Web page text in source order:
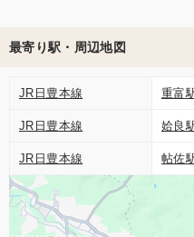
最寄り駅・周辺地図
JR日豊本線 重富
JR日豊本線 姶良
JR日豊本線 帖佐